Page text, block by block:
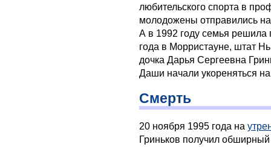
любительского спорта в
молодожены отправились
А в 1992 году семья решила
года в Морристауне, штат
дочка Дарья Сергеевна
Даши начали укореняться
Смерть
20 ноября 1995 года на
Гриньков получил